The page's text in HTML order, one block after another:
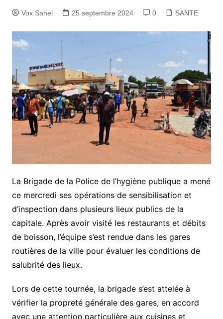
Vox Sahel 25 septembre 2024 0 SANTE
La Brigade de la Police de l’hygiène publique a mené
ce mercredi ses opérations de sensibilisation et
d’inspection dans plusieurs lieux publics de la
capitale. Après avoir visité les restaurants et débits
de boisson, l’équipe s’est rendue dans les gares
routières de la ville pour évaluer les conditions de
salubrité des lieux.
Lors de cette tournée, la brigade s’est attelée à
vérifier la propreté générale des gares, en accord
avec une attention particulière aux cuisines et